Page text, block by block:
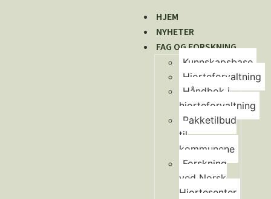
HJEM
NYHETER
FAG OG FORSKNING
Kunnskapsbase
Hjorteforvaltning
Håndbok i
hjorteforvaltning
Pakketilbud
til
kommunene
Forskning
ved Norsk
Hjortesenter